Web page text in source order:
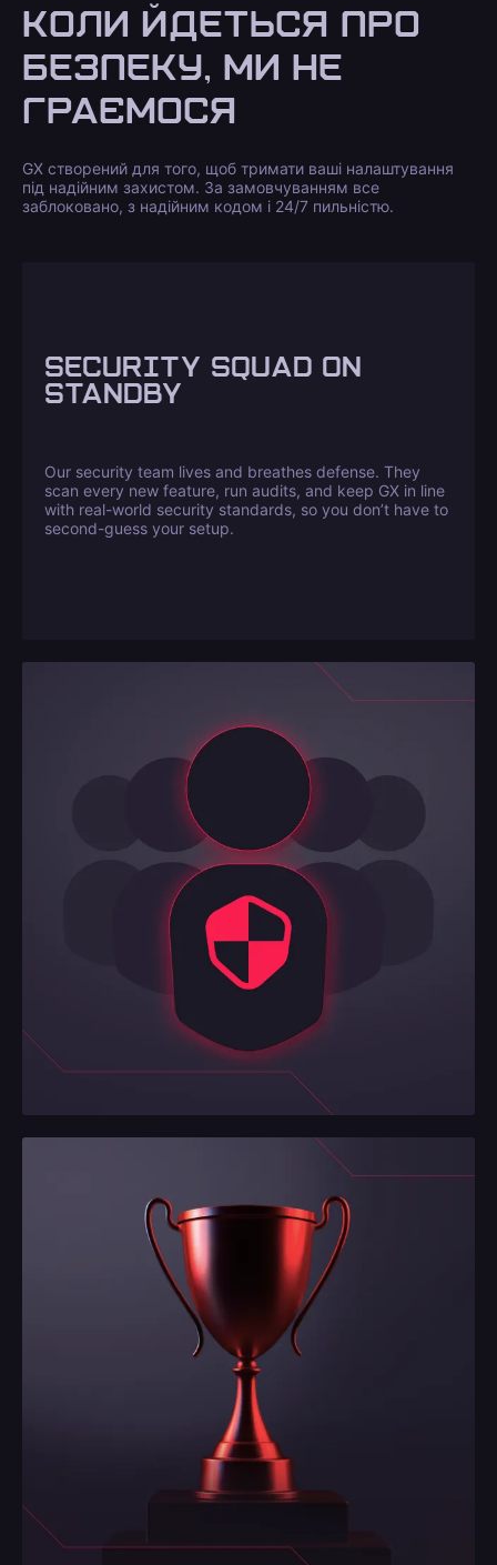
КОЛИ ЙДЕТЬСЯ ПРО
БЕЗПЕКУ, МИ НЕ
ГРАЄМОСЯ
GX створений для того, щоб тримати ваші налаштування
під надійним захистом. За замовчуванням все
заблоковано, з надійним кодом і 24/7 пильністю.
SECURITY SQUAD ON
STANDBY
Our security team lives and breathes defense. They
scan every new feature, run audits, and keep GX in line
with real-world security standards, so you don’t have to
second-guess your setup.